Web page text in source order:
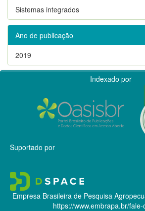
Sistemas integrados
Ano de publicação
2019
Indexado por
Suportado por
Empresa Brasileira de Pesquisa
https://www.embrapa.br/fale-